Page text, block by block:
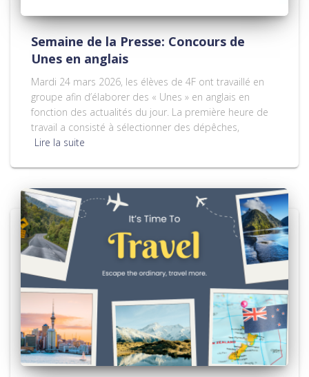
Semaine de la Presse: Concours de
Unes en anglais
Mardi 24 mars 2026, les élèves de 4F ont travaillé en
groupe afin d’élaborer des « Unes » en anglais en
fonction des actualités du jour. La première heure de
travail a consisté à sélectionner des dépêches,
Lire la suite